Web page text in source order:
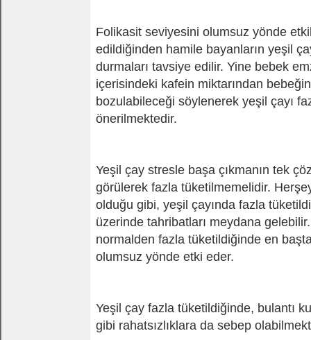
Folikasit seviyesini olumsuz yönde
edildiğinden hamile bayanların yeşil
durmaları tavsiye edilir. Yine bebek
içerisindeki kafein miktarından
bozulabileceği söylenerek yeşil çayı
önerilmektedir.
Yeşil çay stresle başa çıkmanın tek
görülerek fazla tüketilmemelidir.
olduğu gibi, yeşil çayında fazla
üzerinde tahribatları meydana
normalden fazla tüketildiğinde en
olumsuz yönde etki eder.
Yeşil çay fazla tüketildiğinde, bulantı
gibi rahatsızlıklara da sebep